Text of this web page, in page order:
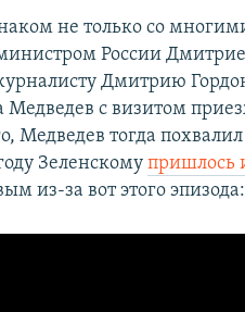
не только со
России
Дмитрию
Медведев с визитом
Медведев тогда
Зеленскомупришлось
из-за вот этого эпизода: